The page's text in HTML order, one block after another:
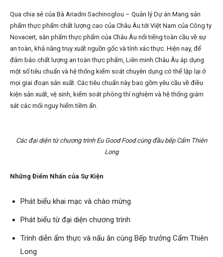
Qua chia sẻ của Bà Ariadni Sachinoglou – Quản lý Dự án Mang sản
phẩm thực phẩm chất lượng cao của Châu Âu tới Việt Nam của Công ty
Novacert, sản phẩm thực phẩm của Châu Âu nổi tiếng toàn cầu về sự
an toàn, khả năng truy xuất nguồn gốc và tính xác thực. Hiện nay, để
đảm bảo chất lượng an toàn thực phẩm, Liên minh Châu Âu áp dụng
một số tiêu chuẩn và hệ thống kiểm soát chuyên dụng có thể lặp lại ở
mọi giai đoạn sản xuất. Các tiêu chuẩn này bao gồm yêu cầu về điều
kiện sản xuất, vệ sinh, kiểm soát phòng thí nghiệm và hệ thống giám
sát các mối nguy hiểm tiềm ẩn.
Các đại diện từ chương trình Eu Good Food cùng đầu bếp Cẩm Thiên
Long
Những Điểm Nhấn của Sự Kiện
Phát biểu khai mạc và chào mừng
Phát biểu từ đại diện chương trình
Trình diễn ẩm thực và nấu ăn cùng Bếp trưởng Cẩm Thiên
Long